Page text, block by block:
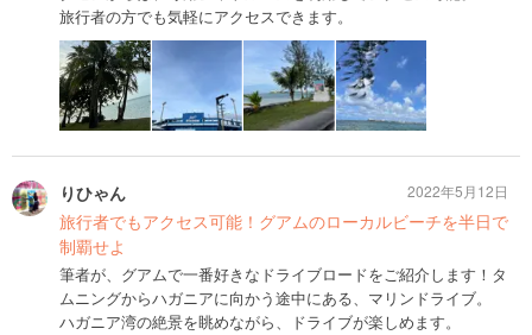
旅行者の方でも気軽にアクセスできます。
りひゃん
旅行者でもアクセス可能！グアムのローカルビーチを半日で
制覇せよ
筆者が、グアムで一番好きなドライブロードをご紹介します！タ
ムニングからハガニアに向かう途中にある、マリンドライブ。
ハガニア湾の絶景を眺めながら、ドライブが楽しめます。
2022年5月12日